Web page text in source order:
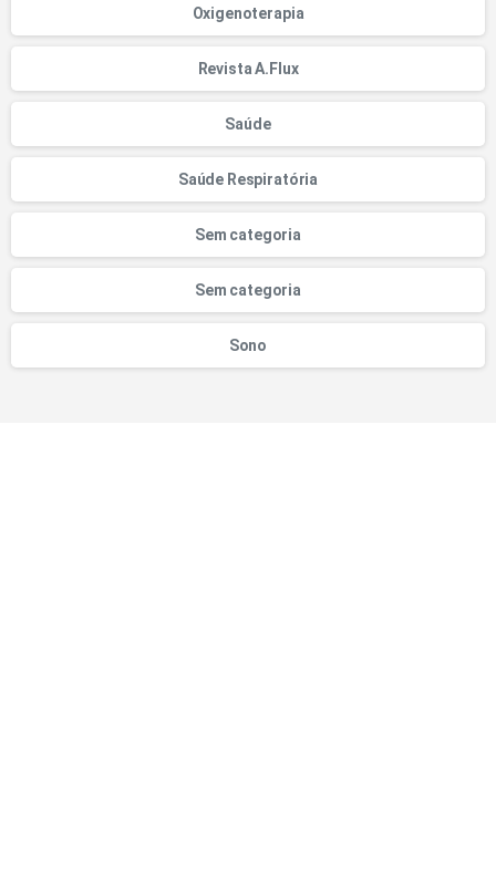
Oxigenoterapia
Revista A.Flux
Saúde
Saúde Respiratória
Sem categoria
Sem categoria
Sono